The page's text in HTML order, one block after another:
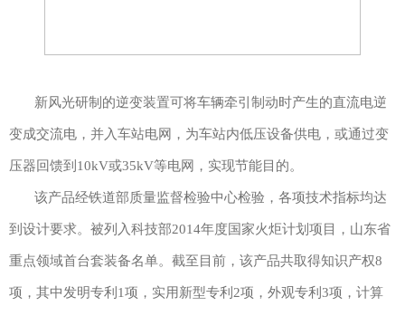
新风光研制的逆变装置可将车辆牵引制动时产生的直流电逆
变成交流电，并入车站电网，为车站内低压设备供电，或通过变
压器回馈到10kV或35kV等电网，实现节能目的。
该产品经铁道部质量监督检验中心检验，各项技术指标均达
到设计要求。被列入科技部2014年度国家火炬计划项目，山东省
重点领域首台套装备名单。截至目前，该产品共取得知识产权8
项，其中发明专利1项，实用新型专利2项，外观专利3项，计算